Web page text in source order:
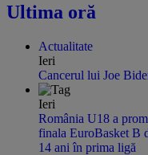
Ultima oră
Actualitate
Ieri
Cancerul lui Joe
Ieri
România U18 a
finala EuroBasket B
14 ani în prima ligă